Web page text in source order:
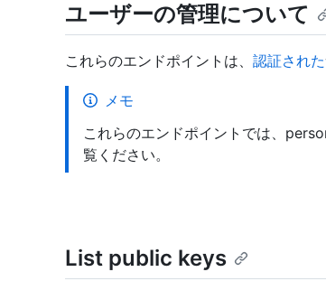
ユーザーの管理について
これらのエンドポイントは、 認証された
メモ
これらのエンドポイントでは、
覧ください。
List public keys